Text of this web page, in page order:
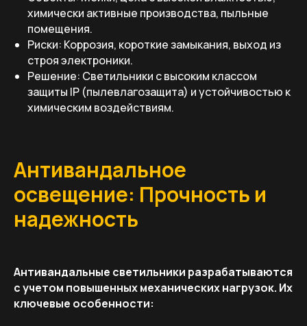
химически активные производства, пыльные
помещения.
Риски: Коррозия, короткие замыкания, выход из
строя электроники.
Решение: Светильники с высоким классом
защиты IP (пылевлагозащита) и устойчивостью к
химическим воздействиям.
Антивандальное
освещение: Прочность и
надежность
Антивандальные светильники разрабатываются
с учетом повышенных механических нагрузок. Их
ключевые особенности: